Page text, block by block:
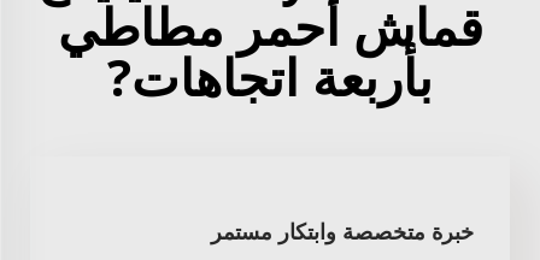
قماش أحمر مطاطي
بأربعة اتجاهات?
خبرة متخصصة وابتكار مستمر